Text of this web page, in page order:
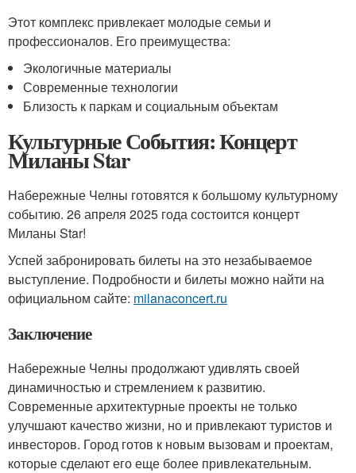
Этот комплекс привлекает молодые семьи и
профессионалов. Его преимущества:
Экологичные материалы
Современные технологии
Близость к паркам и социальным объектам
Культурные События: Концерт
Миланы Star
Набережные Челны готовятся к большому культурному
событию. 26 апреля 2025 года состоится концерт
Миланы Star!
Успей забронировать билеты на это незабываемое
выступление. Подробности и билеты можно найти на
официальном сайте: milanaconcert.ru
Заключение
Набережные Челны продолжают удивлять своей
динамичностью и стремлением к развитию.
Современные архитектурные проекты не только
улучшают качество жизни, но и привлекают туристов и
инвесторов. Город готов к новым вызовам и проектам,
которые сделают его еще более привлекательным.